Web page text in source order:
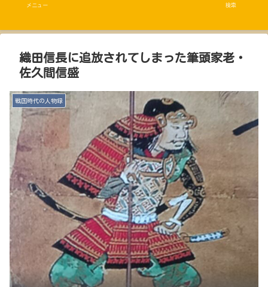
織田信長に追放されてしまった筆頭家老・
佐久間信盛
戦国時代の人物録
メニュー 検索